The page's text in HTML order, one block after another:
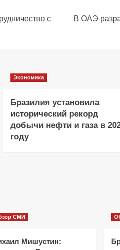
с
В ОАЭ
Экономика
Бразилия установила
исторический рекорд
добычи нефти и газа в
году
СМИ
Мишустин: